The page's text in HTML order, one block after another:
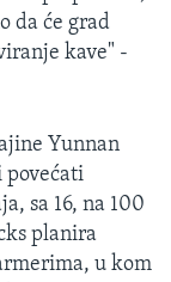
da će grad
kave" -
Yunnan
sa 16, na 100
planira
u kom